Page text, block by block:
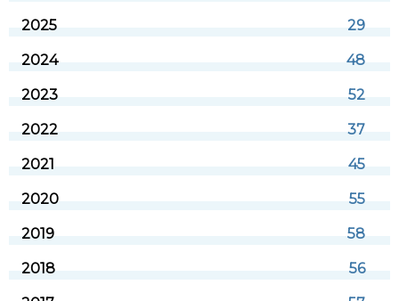
2025 29
2024 48
2023 52
2022 37
2021 45
2020 55
2019 58
2018 56